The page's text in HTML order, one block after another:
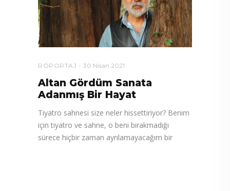
RÖPORTAJ 30 Nisan 2021
Altan Gördüm Sanata
Adanmış Bir Hayat
Tiyatro sahnesi size neler hissettiriyor? Benim
için tiyatro ve sahne, o beni bırakmadığı
sürece hiçbir zaman ayrılamayacağım bir